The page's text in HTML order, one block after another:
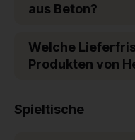
aus Beton?
Welche
Produkten von
Spieltische